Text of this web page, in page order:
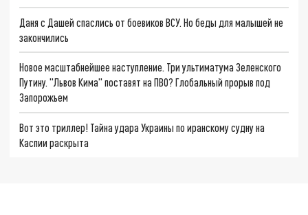
Даня с Дашей спаслись от боевиков ВСУ. Но беды для малышей не
закончились
Новое масштабнейшее наступление. Три ультиматума Зеленского
Путину. "Львов Кима" поставят на ПВО? Глобальный прорыв под
Запорожьем
Вот это триллер! Тайна удара Украины по иранскому судну на
Каспии раскрыта